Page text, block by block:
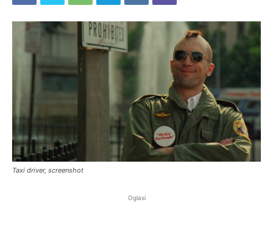
Taxi driver, screenshot
Oglasi